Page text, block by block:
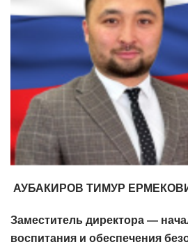
АУБАКИРОВ ТИМУР
Заместитель директора —
воспитания и обеспечения